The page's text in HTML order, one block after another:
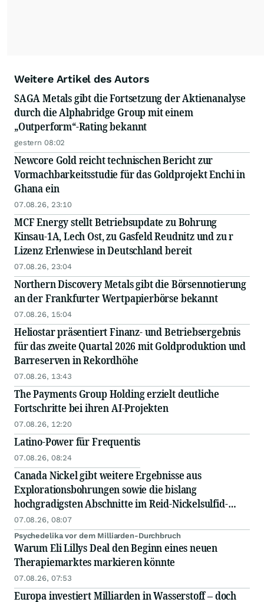
Weitere Artikel des Autors
SAGA Metals gibt die Fortsetzung der Aktienanalyse
durch die Alphabridge Group mit einem
„Outperform“-Rating bekannt
gestern 08:02
Newcore Gold reicht technischen Bericht zur
Vormachbarkeitsstudie für das Goldprojekt Enchi in
Ghana ein
07.08.26, 23:10
MCF Energy stellt Betriebsupdate zu Bohrung
Kinsau-1A, Lech Ost, zu Gasfeld Reudnitz und zu r
Lizenz Erlenwiese in Deutschland bereit
07.08.26, 23:04
Northern Discovery Metals gibt die Börsennotierung
an der Frankfurter Wertpapierbörse bekannt
07.08.26, 15:04
Heliostar präsentiert Finanz- und Betriebsergebnis
für das zweite Quartal 2026 mit Goldproduktion und
Barreserven in Rekordhöhe
07.08.26, 13:43
The Payments Group Holding erzielt deutliche
Fortschritte bei ihren AI-Projekten
07.08.26, 12:20
Latino-Power für Frequentis
07.08.26, 08:24
Canada Nickel gibt weitere Ergebnisse aus
Explorationsbohrungen sowie die bislang
hochgradigsten Abschnitte im Reid-Nickelsulfid-
Projekt bekannt
07.08.26, 08:07
Psychedelika vor dem Milliarden-Durchbruch
Warum Eli Lillys Deal den Beginn eines neuen
Therapiemarktes markieren könnte
07.08.26, 07:53
Europa investiert Milliarden in Wasserstoff – doch